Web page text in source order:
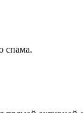
спама.